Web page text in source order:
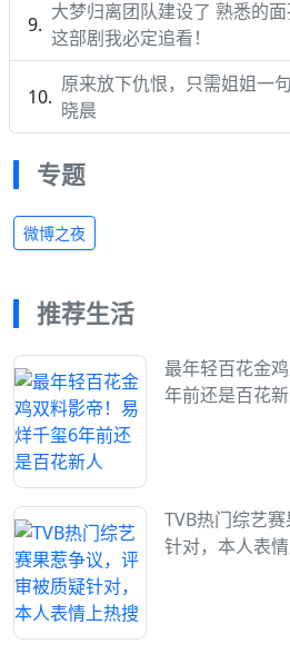
大梦归离团队建设了 熟悉的面
这部剧我必定追看！
原来放下仇恨，只需姐姐一
晓晨
专题
微博之夜
推荐生活
最年轻百花金
年前还是百花
TVB热门综艺
针对，本人表